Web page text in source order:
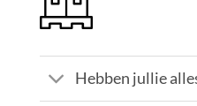
Hebben jullie